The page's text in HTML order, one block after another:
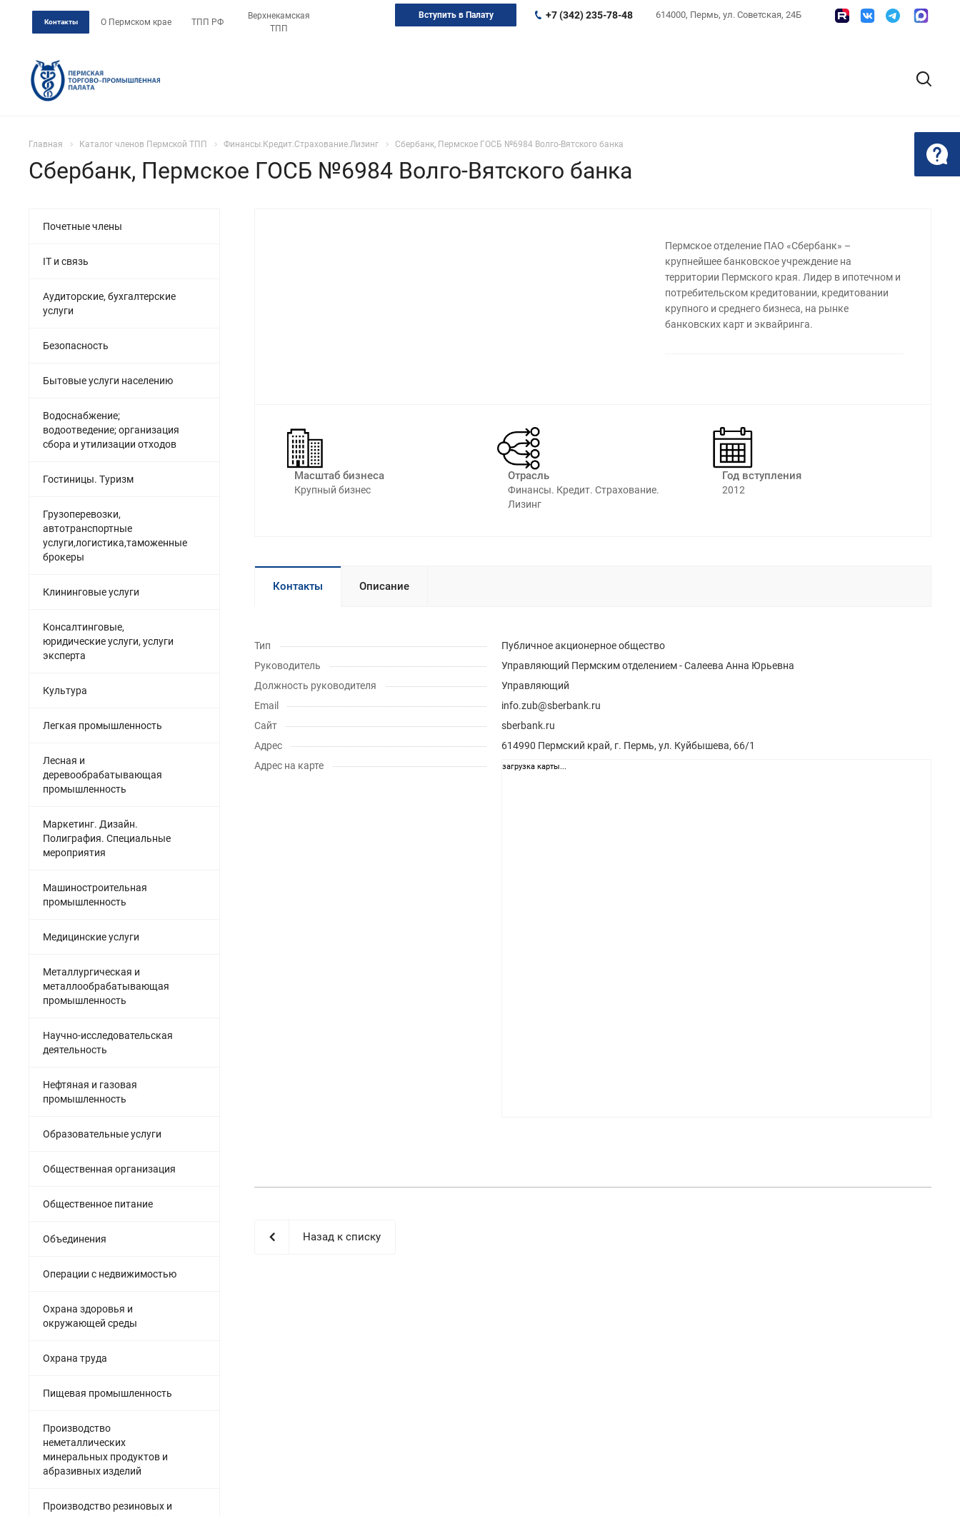
Контакты О Пермском крае ТПП РФ
Верхнекамская
ТПП
614000, Пермь, ул. Советская, 24Б
+7 (342) 235-78-48
Вступить в Палату
Главная Каталог членов Пермской ТПП Финансы.Кредит.Страхование.Лизинг Сбербанк, Пермское ГОСБ №6984 Волго-Вятского банка
Сбербанк, Пермское ГОСБ №6984 Волго-Вятского банка
Пермское отделение ПАО «Сбербанк» –
крупнейшее банковское учреждение на
территории Пермского края. Лидер в ипотечном и
потребительском кредитовании, кредитовании
крупного и среднего бизнеса, на рынке
банковских карт и эквайринга.
Масштаб бизнеса
Крупный бизнес
Отрасль
Финансы. Кредит. Страхование.
Лизинг⁠
Год вступления
2012
Контакты Описание
Тип
Публичное акционерное общество
Руководитель
Управляющий Пермским отделением - Салеева Анна Юрьевна
Должность руководителя
Управляющий
Email
info.zub@sberbank.ru
Сайт
sberbank.ru
Адрес
614990 Пермский край, г. Пермь, ул. Куйбышева, 66/1
Адрес на карте
загрузка карты...
Назад к списку
Почетные члены
IT и связь
Аудиторские, бухгалтерские
услуги
Безопасность
Бытовые услуги населению
Водоснабжение;
водоотведение; организация
сбора и утилизации отходов
Гостиницы. Туризм
Грузоперевозки,
автотранспортные
услуги,логистика,таможенные
брокеры
Клининговые услуги
Консалтинговые,
юридические услуги, услуги
эксперта
Культура
Легкая промышленность
Лесная и
деревообрабатывающая
промышленность
Маркетинг. Дизайн.
Полиграфия. Специальные
мероприятия
Машиностроительная
промышленность
Медицинские услуги
Металлургическая и
металлообрабатывающая
промышленность
Научно-исследовательская
деятельность
Нефтяная и газовая
промышленность
Образовательные услуги
Общественная организация
Общественное питание
Объединения
Операции с недвижимостью
Охрана здоровья и
окружающей среды
Охрана труда
Пищевая промышленность
Производство
неметаллических
минеральных продуктов и
абразивных изделий
Производство резиновых и